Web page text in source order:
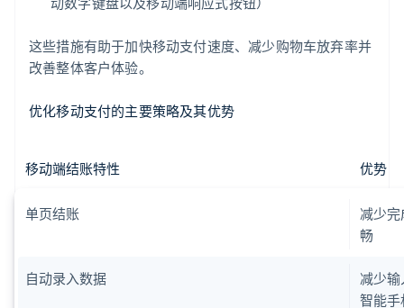
这些措施有助于加快移动支付速度、减少购物车放弃率并
改善整体客户体验。
优化移动支付的主要策略及其优势
移动端结账特性 优势
单页结账
减少
畅
自动录入数据
减少
智能